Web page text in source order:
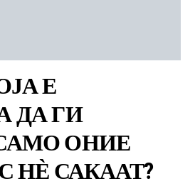
Е
ДА ГИ
ОНИЕ
НЀ САКААТ?